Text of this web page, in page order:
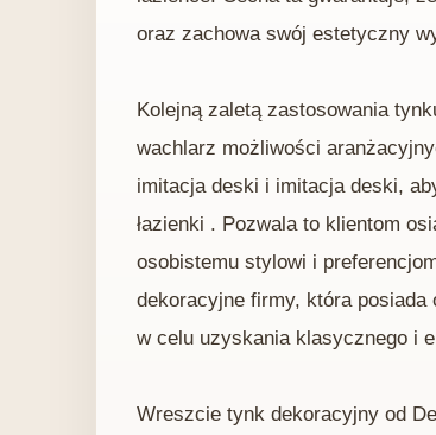
oraz zachowa swój estetyczny
Kolejną zaletą zastosowania
wachlarz możliwości
imitacja deski i imitacja deski,
łazienki . Pozwala to klientom
osobistemu stylowi i
dekoracyjne firmy, która posiada
w celu uzyskania klasycznego i
Wreszcie tynk dekoracyjny od